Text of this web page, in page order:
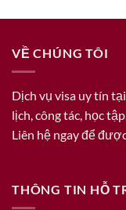
VỀ CHÚNG TÔI
Dịch vụ visa uy tín
lịch, công tác, học
Liên hệ ngay để
THÔNG TIN HỖ